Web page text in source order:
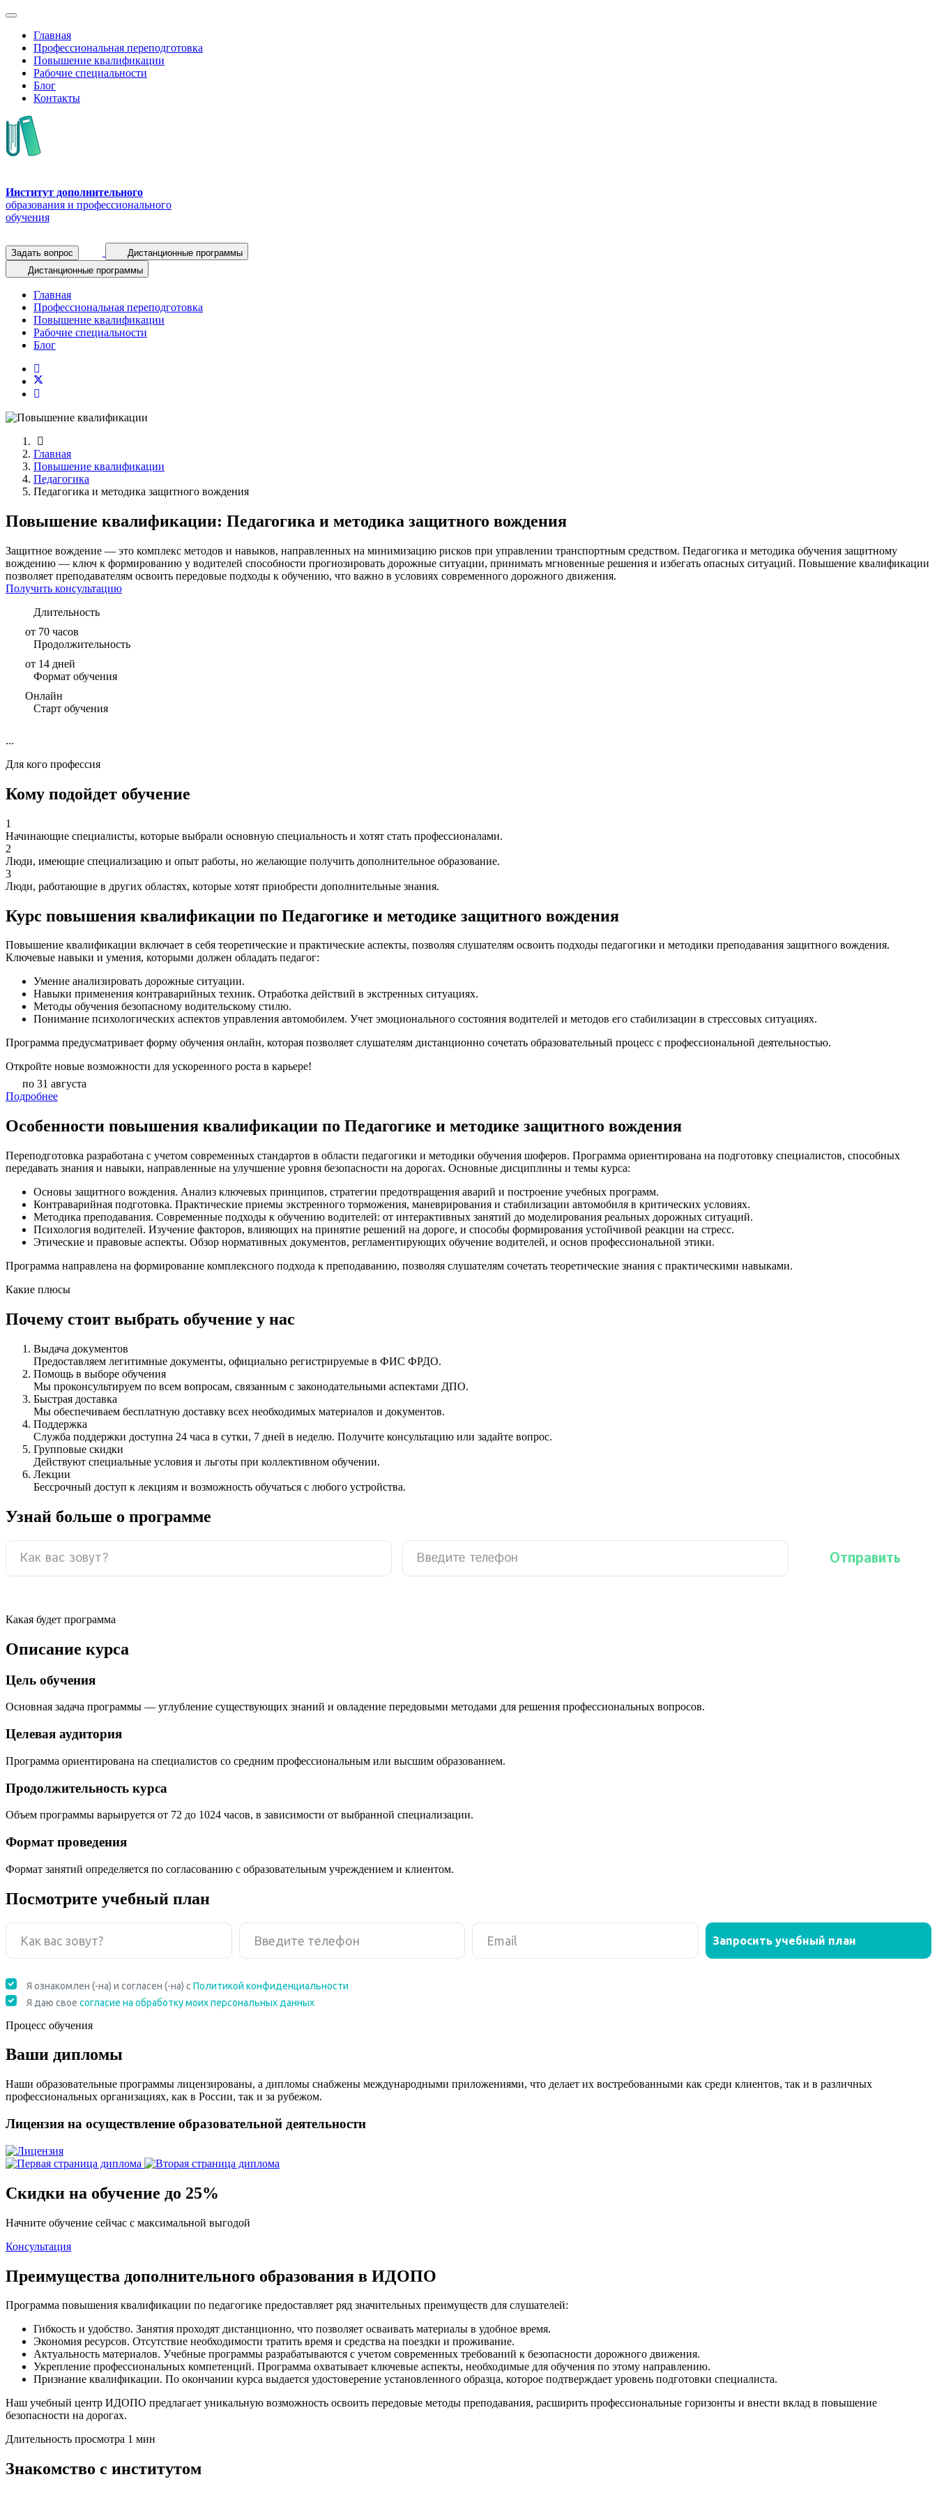
Главная
Профессиональная переподготовка
Повышение квалификации
Рабочие специальности
Блог
Контакты
Институт дополнительного
образования и профессионального
обучения
Задать вопрос
Дистанционные программы
Дистанционные программы
Главная
Профессиональная переподготовка
Повышение квалификации
Рабочие специальности
Блог
Главная
Повышение квалификации
Педагогика
Педагогика и методика защитного вождения
Повышение квалификации: Педагогика и методика защитного вождения
Защитное вождение — это комплекс методов и навыков, направленных на минимизацию рисков при управлении транспортным средством. Педагогика и методика обучения защитному
вождению — ключ к формированию у водителей способности прогнозировать дорожные ситуации, принимать мгновенные решения и избегать опасных ситуаций. Повышение квалификации
позволяет преподавателям освоить передовые подходы к обучению, что важно в условиях современного дорожного движения.
Получить консультацию
Длительность
от 70 часов
Продолжительность
от 14 дней
Формат обучения
Онлайн
Старт обучения
...
Для кого профессия
Кому подойдет обучение
1
Начинающие специалисты, которые выбрали основную специальность и хотят стать профессионалами.
2
Люди, имеющие специализацию и опыт работы, но желающие получить дополнительное образование.
3
Люди, работающие в других областях, которые хотят приобрести дополнительные знания.
Курс повышения квалификации по Педагогике и методике защитного вождения
Повышение квалификации включает в себя теоретические и практические аспекты, позволяя слушателям освоить подходы педагогики и методики преподавания защитного вождения.
Ключевые навыки и умения, которыми должен обладать педагог:
Умение анализировать дорожные ситуации.
Навыки применения контраварийных техник. Отработка действий в экстренных ситуациях.
Методы обучения безопасному водительскому стилю.
Понимание психологических аспектов управления автомобилем. Учет эмоционального состояния водителей и методов его стабилизации в стрессовых ситуациях.
Программа предусматривает форму обучения онлайн, которая позволяет слушателям дистанционно сочетать образовательный процесс с профессиональной деятельностью.
Откройте новые возможности для ускоренного роста в карьере!
по 31 августа
Подробнее
Особенности повышения квалификации по Педагогике и методике защитного вождения
Переподготовка разработана с учетом современных стандартов в области педагогики и методики обучения шоферов. Программа ориентирована на подготовку специалистов, способных
передавать знания и навыки, направленные на улучшение уровня безопасности на дорогах. Основные дисциплины и темы курса:
Основы защитного вождения. Анализ ключевых принципов, стратегии предотвращения аварий и построение учебных программ.
Контраварийная подготовка. Практические приемы экстренного торможения, маневрирования и стабилизации автомобиля в критических условиях.
Методика преподавания. Современные подходы к обучению водителей: от интерактивных занятий до моделирования реальных дорожных ситуаций.
Психология водителей. Изучение факторов, влияющих на принятие решений на дороге, и способы формирования устойчивой реакции на стресс.
Этические и правовые аспекты. Обзор нормативных документов, регламентирующих обучение водителей, и основ профессиональной этики.
Программа направлена на формирование комплексного подхода к преподаванию, позволяя слушателям сочетать теоретические знания с практическими навыками.
Какие плюсы
Почему стоит выбрать обучение у нас
Выдача документов
Предоставляем легитимные документы, официально регистрируемые в ФИС ФРДО.
Помощь в выборе обучения
Мы проконсультируем по всем вопросам, связанным с законодательными аспектами ДПО.
Быстрая доставка
Мы обеспечиваем бесплатную доставку всех необходимых материалов и документов.
Поддержка
Служба поддержки доступна 24 часа в сутки, 7 дней в неделю. Получите консультацию или задайте вопрос.
Групповые скидки
Действуют специальные условия и льготы при коллективном обучении.
Лекции
Бессрочный доступ к лекциям и возможность обучаться с любого устройства.
Узнай больше о программе
Какая будет программа
Описание курса
Цель обучения
Основная задача программы — углубление существующих знаний и овладение передовыми методами для решения профессиональных вопросов.
Целевая аудитория
Программа ориентирована на специалистов со средним профессиональным или высшим образованием.
Продолжительность курса
Объем программы варьируется от 72 до 1024 часов, в зависимости от выбранной специализации.
Формат проведения
Формат занятий определяется по согласованию с образовательным учреждением и клиентом.
Посмотрите учебный план
Процесс обучения
Ваши дипломы
Наши образовательные программы лицензированы, а дипломы снабжены международными приложениями, что делает их востребованными как среди клиентов, так и в различных
профессиональных организациях, как в России, так и за рубежом.
Лицензия на осуществление образовательной деятельности
Скидки на обучение до 25%
Начните обучение сейчас с максимальной выгодой
Консультация
Преимущества дополнительного образования в ИДОПО
Программа повышения квалификации по педагогике предоставляет ряд значительных преимуществ для слушателей:
Гибкость и удобство. Занятия проходят дистанционно, что позволяет осваивать материалы в удобное время.
Экономия ресурсов. Отсутствие необходимости тратить время и средства на поездки и проживание.
Актуальность материалов. Учебные программы разрабатываются с учетом современных требований к безопасности дорожного движения.
Укрепление профессиональных компетенций. Программа охватывает ключевые аспекты, необходимые для обучения по этому направлению.
Признание квалификации. По окончании курса выдается удостоверение установленного образца, которое подтверждает уровень подготовки специалиста.
Наш учебный центр ИДОПО предлагает уникальную возможность освоить передовые методы преподавания, расширить профессиональные горизонты и внести вклад в повышение
безопасности на дорогах.
Длительность просмотра 1 мин
Знакомство с институтом